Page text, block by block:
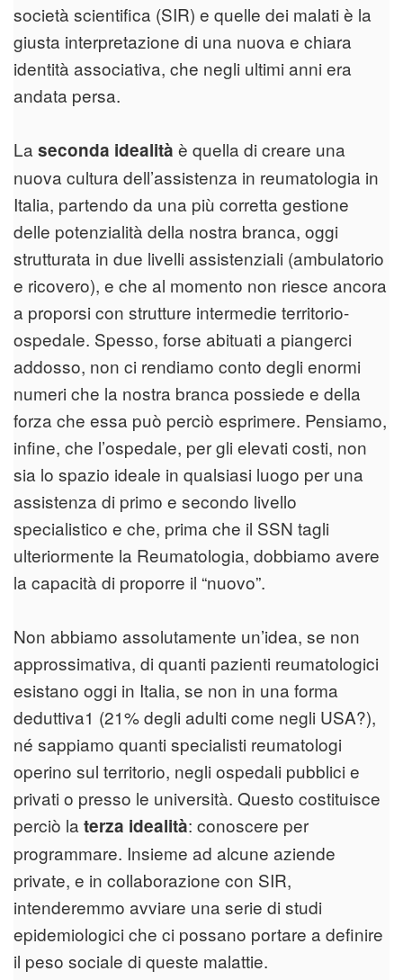
società scientifica (SIR) e quelle dei malati è la
giusta interpretazione di una nuova e chiara
identità associativa, che negli ultimi anni era
andata persa.
La seconda idealità è quella di creare una
nuova cultura dell’assistenza in reumatologia in
Italia, partendo da una più corretta gestione
delle potenzialità della nostra branca, oggi
strutturata in due livelli assistenziali (ambulatorio
e ricovero), e che al momento non riesce ancora
a proporsi con strutture intermedie territorio-
ospedale. Spesso, forse abituati a piangerci
addosso, non ci rendiamo conto degli enormi
numeri che la nostra branca possiede e della
forza che essa può perciò esprimere. Pensiamo,
infine, che l’ospedale, per gli elevati costi, non
sia lo spazio ideale in qualsiasi luogo per una
assistenza di primo e secondo livello
specialistico e che, prima che il SSN tagli
ulteriormente la Reumatologia, dobbiamo avere
la capacità di proporre il “nuovo”.
Non abbiamo assolutamente un’idea, se non
approssimativa, di quanti pazienti reumatologici
esistano oggi in Italia, se non in una forma
deduttiva1 (21% degli adulti come negli USA?),
né sappiamo quanti specialisti reumatologi
operino sul territorio, negli ospedali pubblici e
privati o presso le università. Questo costituisce
perciò la terza idealità: conoscere per
programmare. Insieme ad alcune aziende
private, e in collaborazione con SIR,
intenderemmo avviare una serie di studi
epidemiologici che ci possano portare a definire
il peso sociale di queste malattie.